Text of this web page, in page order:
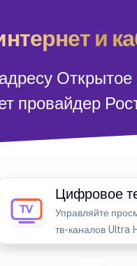
и
провайдер
Цифровое
Управляйте
тв-каналов Ultra